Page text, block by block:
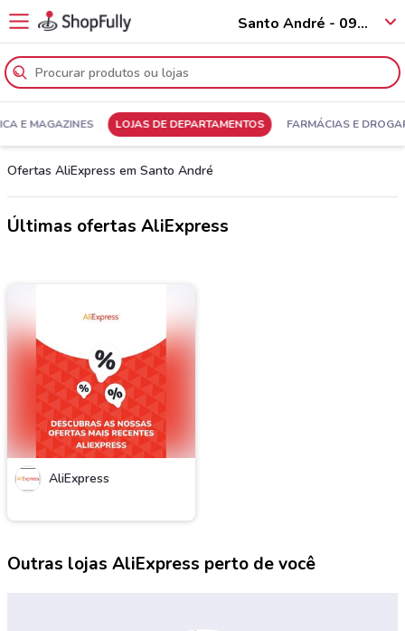
Santo André - 09010
E MAGAZINES LOJAS DE DEPARTAMENTOS FARMÁCIAS E
Ofertas AliExpress em Santo André
Últimas ofertas AliExpress
AliExpress
Outras lojas AliExpress perto de você